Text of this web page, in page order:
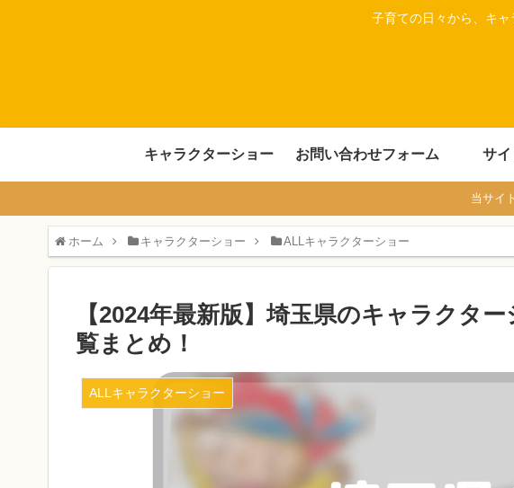
子育ての日々から、キ
キャラクターショー お問い合わせフォーム サ
当サイ
ホーム キャラクターショー ALLキャラクターショー
【2024年最新版】埼玉県のキャラクタ
覧まとめ！
ALLキャラクターショー